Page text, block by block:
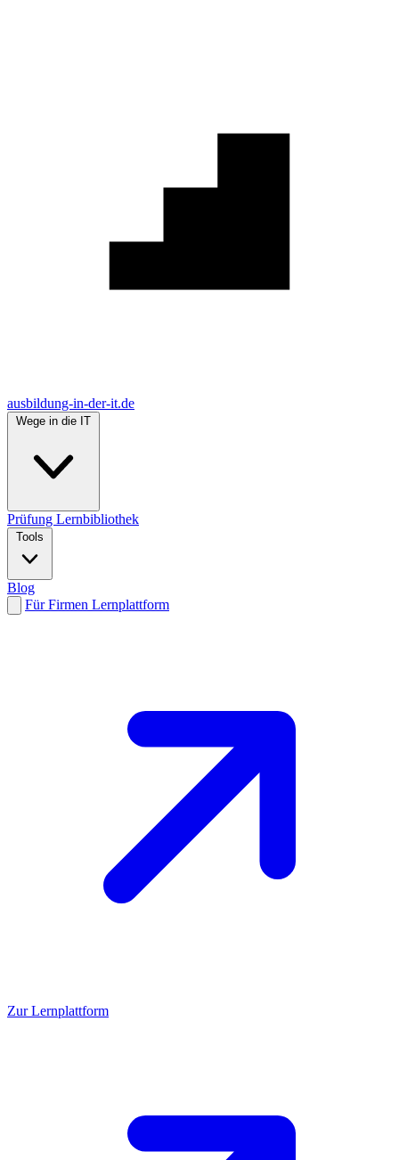
ausbildung-in-der-it.de
Prüfung Lernbibliothek
Blog
Für Firmen Lernplattform
Zur Lernplattform